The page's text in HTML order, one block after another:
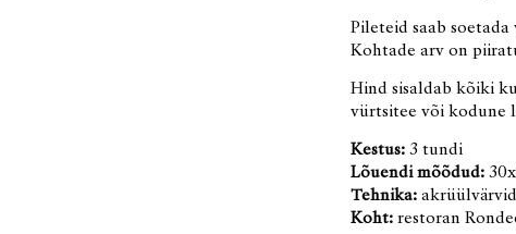
Pileteid saab soetada
Kohtade arv on
Hind sisaldab kõiki
vürtsitee või kodune
Kestus:3 tundi
Lõuendi mõõdud:
Tehnika:akrüülvärvid
Koht:restoran